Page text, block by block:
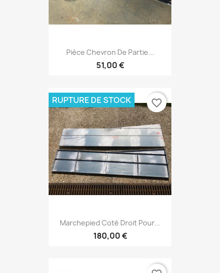
Pièce Chevron De Partie...
51,00 €
Marchepied Coté Droit Pour...
180,00 €
RUPTURE DE STOCK favorite_border